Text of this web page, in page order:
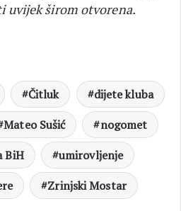
uvijek širom otvorena.
Čitluk
dijete kluba
Mateo Sušić
nogomet
BiH
umirovljenje
Zrinjski Mostar